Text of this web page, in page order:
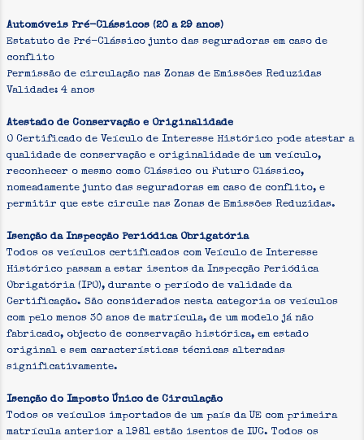
Automóveis Pré-Clássicos (20 a 29 anos)
Estatuto de Pré-Clássico junto das seguradoras em caso de
conflito
Permissão de circulação nas Zonas de Emissões Reduzidas
Validade: 4 anos
Atestado de Conservação e Originalidade
O Certificado de Veículo de Interesse Histórico pode atestar a
qualidade de conservação e originalidade de um veículo,
reconhecer o mesmo como Clássico ou Futuro Clássico,
nomeadamente junto das seguradoras em caso de conflito, e
permitir que este circule nas Zonas de Emissões Reduzidas.
Isenção da Inspecção Periódica Obrigatória
Todos os veículos certificados com Veículo de Interesse
Histórico passam a estar isentos da Inspecção Periódica
Obrigatória (IPO), durante o período de validade da
Certificação. São considerados nesta categoria os veículos
com pelo menos 30 anos de matrícula, de um modelo já não
fabricado, objecto de conservação histórica, em estado
original e sem características técnicas alteradas
significativamente.
Isenção do Imposto Único de Circulação
Todos os veículos importados de um país da UE com primeira
matrícula anterior a 1981 estão isentos de IUC. Todos os